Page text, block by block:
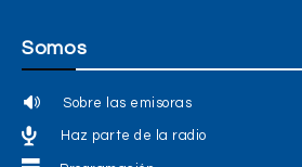
Somos
Sobre las emisoras
Haz parte de la radio